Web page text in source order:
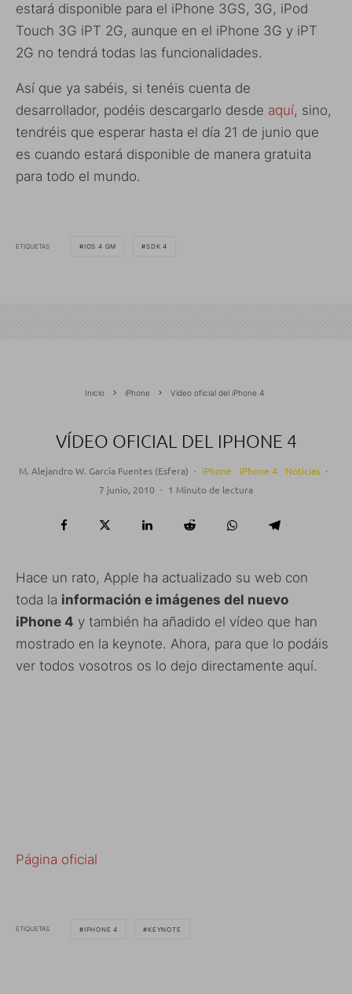
estará disponible para el iPhone 3GS, 3G, iPod
Touch 3G iPT 2G, aunque en el iPhone 3G y iPT
2G no tendrá todas las funcionalidades.
Así que ya sabéis, si tenéis cuenta de
desarrollador, podéis descargarlo desde aquí, sino,
tendréis que esperar hasta el día 21 de junio que
es cuando estará disponible de manera gratuita
para todo el mundo.
ETIQUETAS IOS 4 GM SDK 4
Inicio iPhone Vídeo oficial del iPhone 4
VÍDEO OFICIAL DEL IPHONE 4
M. Alejandro W. García Fuentes (Esfera) · iPhone iPhone 4 Noticias ·
7 junio, 2010 · 1 Minuto de lectura
Hace un rato, Apple ha actualizado su web con
toda la información e imágenes del nuevo
iPhone 4 y también ha añadido el vídeo que han
mostrado en la keynote. Ahora, para que lo podáis
ver todos vosotros os lo dejo directamente aquí.
Página oficial
ETIQUETAS IPHONE 4 KEYNOTE